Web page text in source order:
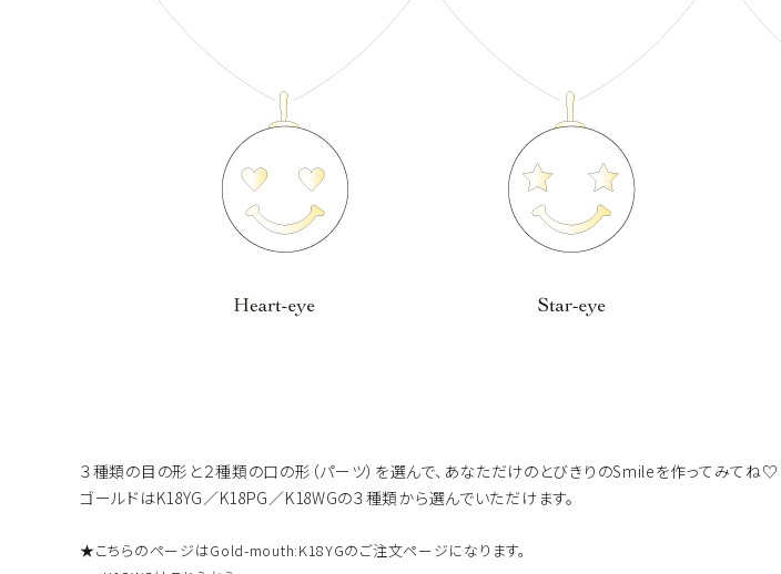
３種類の目の形と２種類の口の形（パーツ）を選んで、あなただけのとびきりのSmileを作ってみてね♡
ゴールドはK18YG／K18PG／K18WGの３種類から選んでいただけます。
★こちらのページはGold-mouth:K18YGのご注文ページになります。